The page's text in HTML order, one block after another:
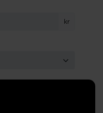
kr